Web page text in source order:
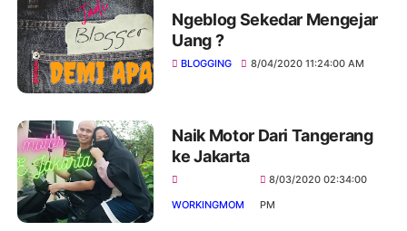
Ngeblog Sekedar Mengejar
Uang ?
BLOGGING 8/04/2020 11:24:00 AM
Naik Motor Dari Tangerang
ke Jakarta
WORKINGMOM
8/03/2020 02:34:00
PM